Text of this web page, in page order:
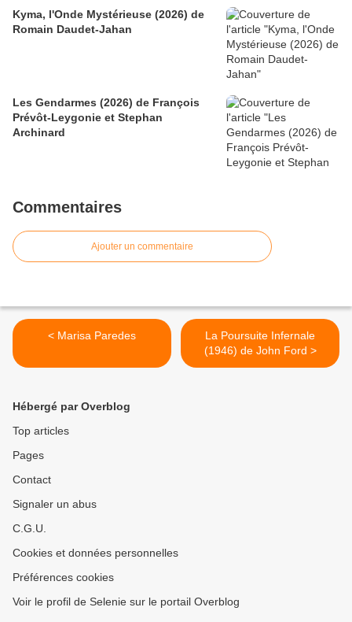
Kyma, l'Onde Mystérieuse (2026) de
Romain Daudet-Jahan
Les Gendarmes (2026) de François
Prévôt-Leygonie et Stephan
Archinard
Commentaires
Ajouter un commentaire
< Marisa Paredes
La Poursuite Infernale
(1946) de John Ford >
Hébergé par Overblog
Top articles
Pages
Contact
Signaler un abus
C.G.U.
Cookies et données personnelles
Préférences cookies
Voir le profil de Selenie sur le portail Overblog